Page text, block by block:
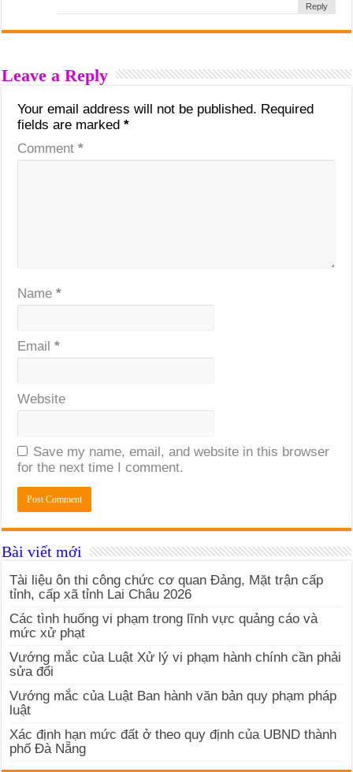
Reply
Leave a Reply
Your email address will not be published. Required
fields are marked*
Comment*
Name*
Email*
Website
Save my name, email, and website in this browser
for the next time I comment.
Bài viết mới
Tài liệu ôn thi công chức cơ quan Đảng, Mặt trận cấp
tỉnh, cấp xã tỉnh Lai Châu 2026
Các tình huống vi phạm trong lĩnh vực quảng cáo và
mức xử phạt
Vướng mắc của Luật Xử lý vi phạm hành chính cần phải
sửa đổi
Vướng mắc của Luật Ban hành văn bản quy phạm pháp
luật
Xác định hạn mức đất ở theo quy định của UBND thành
phố Đà Nẵng